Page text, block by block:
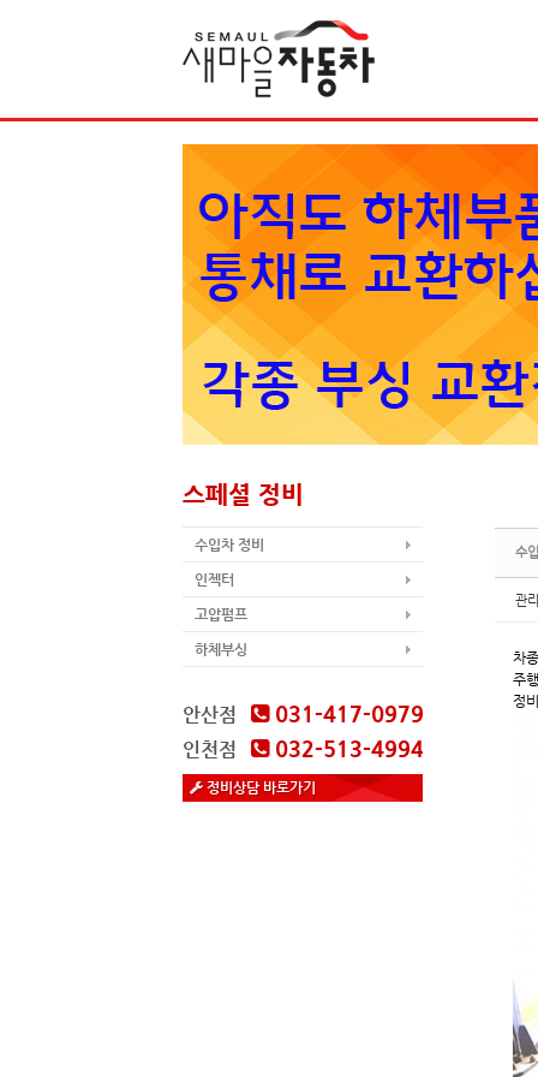
스페셜 정비
수입차 정비
인젝터
고압펌프
하체부싱
안산점 031-417-0979
인천점 032-513-4994
정비상담 바로가기
수
관
차
주
정